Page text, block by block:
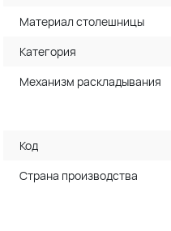
Материал столешницы
Категория
Механизм раскладывания
Код
Страна производства